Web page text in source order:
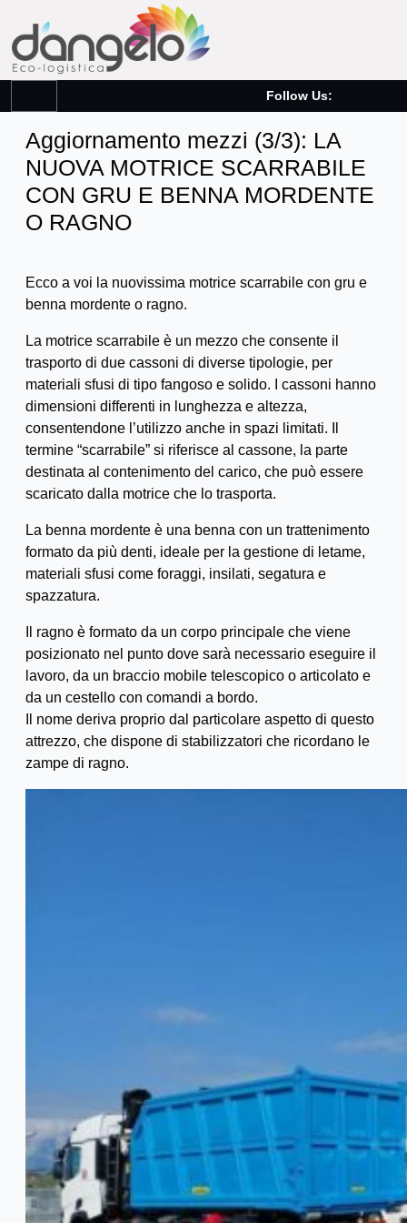
Follow Us:
Aggiornamento mezzi (3/3): LA
NUOVA MOTRICE SCARRABILE
CON GRU E BENNA MORDENTE
O RAGNO
Ecco a voi la nuovissima motrice scarrabile con gru e
benna mordente o ragno.
La motrice scarrabile è un mezzo che consente il
trasporto di due cassoni di diverse tipologie, per
materiali sfusi di tipo fangoso e solido. I cassoni hanno
dimensioni differenti in lunghezza e altezza,
consentendone l’utilizzo anche in spazi limitati. Il
termine “scarrabile” si riferisce al cassone, la parte
destinata al contenimento del carico, che può essere
scaricato dalla motrice che lo trasporta.
La benna mordente è una benna con un trattenimento
formato da più denti, ideale per la gestione di letame,
materiali sfusi come foraggi, insilati, segatura e
spazzatura.
Il ragno è formato da un corpo principale che viene
posizionato nel punto dove sarà necessario eseguire il
lavoro, da un braccio mobile telescopico o articolato e
da un cestello con comandi a bordo.
Il nome deriva proprio dal particolare aspetto di questo
attrezzo, che dispone di stabilizzatori che ricordano le
zampe di ragno.